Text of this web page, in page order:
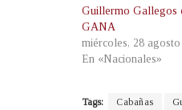
Guillermo Gallegos
GANA
miércoles, 28
En «Nacionales»
Tags: Cabañas